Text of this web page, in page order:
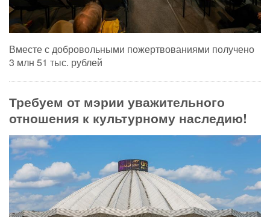
Вместе с добровольными пожертвованиями получено
3 млн 51 тыс. рублей
Требуем от мэрии уважительного
отношения к культурному наследию!